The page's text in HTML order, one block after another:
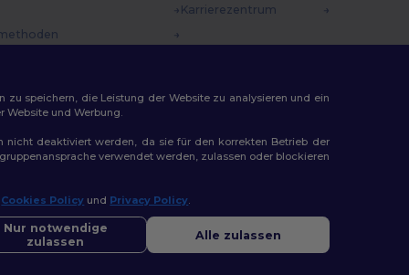
Karrierezentrum
zu speichern, die Leistung der Website zu analysieren und ein
Website und Werbung.
nicht deaktiviert werden, da sie für den korrekten Betrieb der
verwendet werden, zulassen oder blockieren
Cookies Policy und Privacy Policy.
Nur notwendige
zulassen
Alle zulassen
Sie Fragen oder Bedenken haben, können Sie uns jederzeit
Unser Chatbot ist hier, um Ihnen zu helfen.